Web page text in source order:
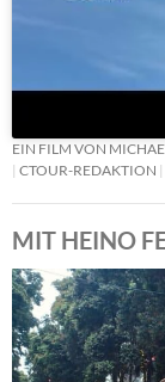
EIN FILM VON
CTOUR-REDAKTION
MIT HEINO